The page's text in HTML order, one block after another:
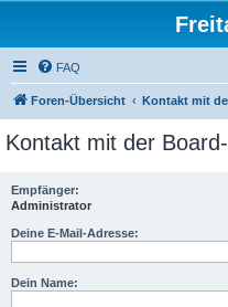
FAQ
Foren-Übersicht Kontakt mit
Kontakt mit der
Empfänger:
Administrator
Deine E-Mail-Adresse:
Dein Name: